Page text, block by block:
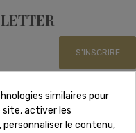
S'INSCRIRE
similaires pour
activer les
le contenu,